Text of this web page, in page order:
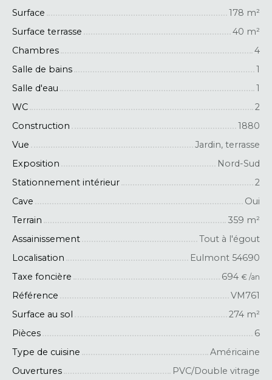
Surface
178 m²
Surface terrasse
40 m²
Chambres
4
Salle de bains
1
Salle d'eau
1
WC
2
Construction
1880
Vue
Jardin, terrasse
Exposition
Nord-Sud
Stationnement intérieur
2
Cave
Oui
Terrain
359 m²
Assainissement
Tout à l'égout
Localisation
Eulmont 54690
Taxe foncière
694 € /an
Référence
VM761
Surface au sol
274 m²
Pièces
6
Type de cuisine
Américaine
Ouvertures
PVC/Double vitrage